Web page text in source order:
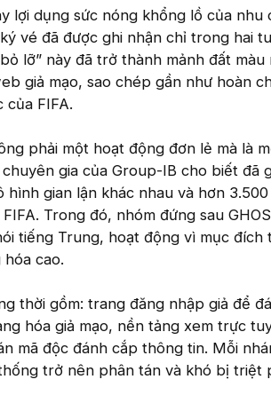
lợi dụng sức nóng khổng lồ của nhu
vé đã được ghi nhận chỉ trong hai
lỡ” này đã trở thành mảnh đất màu
giả mạo, sao chép gần như hoàn
FIFA.
phải một hoạt động đơn lẻ mà là
gia của Group-IB cho biết đã
gian lận khác nhau và hơn
Trong đó, nhóm đứng sau
tiếng Trung, hoạt động vì mục đích
cao.
thời gồm: trang đăng nhập giả để
hóa giả mạo, nền tảng xem trực
mã độc đánh cắp thông tin. Mỗi
trở nên phân tán và khó bị triệt